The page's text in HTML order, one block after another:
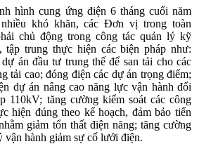
hình cung ứng điện 6 tháng cuối năm
khó khăn, các Đơn vị trong toàn
chủ động trong công tác quản lý kỹ
tập trung thực hiện các biện pháp như:
án đầu tư trung thế để san tải cho các
tải cao; đóng điện các dự án trọng điểm;
dự án nâng cao năng lực vận hành đối
110kV; tăng cường kiểm soát các công
hiện đúng theo kế hoạch, đảm bảo tiến
giảm tổn thất điện năng; tăng cường
vận hành giảm sự cố lưới điện.